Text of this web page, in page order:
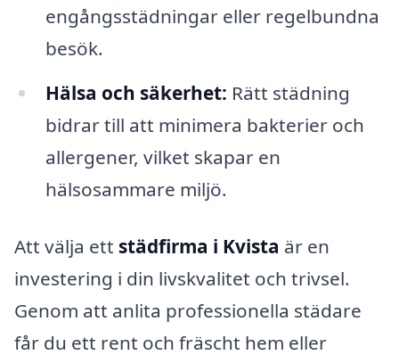
engångsstädningar eller regelbundna
besök.
Hälsa och säkerhet: Rätt städning
bidrar till att minimera bakterier och
allergener, vilket skapar en
hälsosammare miljö.
Att välja ett städfirma i Kvista är en
investering i din livskvalitet och trivsel.
Genom att anlita professionella städare
får du ett rent och fräscht hem eller